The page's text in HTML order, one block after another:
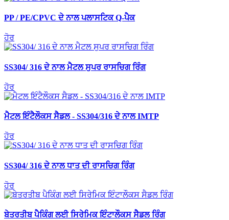
PP / PE/CPVC ਦੇ ਨਾਲ ਪਲਾਸਟਿਕ Q-ਪੈਕ
ਹੋਰ
SS304/ 316 ਦੇ ਨਾਲ ਮੈਟਲ ਸੁਪਰ ਰਾਸਚਿਗ ਰਿੰਗ
ਹੋਰ
ਮੈਟਲ ਇੰਟੈਲੌਕਸ ਸੈਡਲ - SS304/316 ਦੇ ਨਾਲ IMTP
ਹੋਰ
SS304/ 316 ਦੇ ਨਾਲ ਧਾਤ ਦੀ ਰਾਸਚਿਗ ਰਿੰਗ
ਹੋਰ
ਬੇਤਰਤੀਬ ਪੈਕਿੰਗ ਲਈ ਸਿਰੇਮਿਕ ਇੰਟਾਲੌਕਸ ਸੈਡਲ ਰਿੰਗ